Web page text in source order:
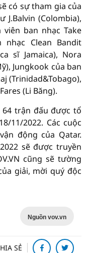
có sự tham gia của
(Colombia),
ban nhạc Take
nhạc Clean Bandit
sĩ Jamaica), Nora
Jungkook của ban
(Trinidad&Tobago),
(Li Băng).
64 trận đấu được tổ
11/2022. Các cuộc
động của Qatar.
sẽ được truyền
cũng sẽ tường
giải, mời quý độc
Nguồn vov.vn
SẺ